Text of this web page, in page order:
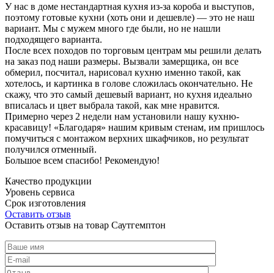
У нас в доме нестандартная кухня из-за короба и выступов,
поэтому готовые кухни (хоть они и дешевле) — это не наш
вариант. Мы с мужем много где были, но не нашли
подходящего варианта.
После всех походов по торговым центрам мы решили делать
на заказ под наши размеры. Вызвали замерщика, он все
обмерил, посчитал, нарисовал кухню именно такой, как
хотелось, и картинка в голове сложилась окончательно. Не
скажу, что это самый дешевый вариант, но кухня идеально
вписалась и цвет выбрала такой, как мне нравится.
Примерно через 2 недели нам установили нашу кухню-
красавицу! «Благодаря» нашим кривым стенам, им пришлось
помучиться с монтажом верхних шкафчиков, но результат
получился отменный.
Большое всем спасибо! Рекомендую!
Качество продукции
Уровень сервиса
Срок изготовления
Оставить отзыв
Оставить отзыв на товар Саутгемптон